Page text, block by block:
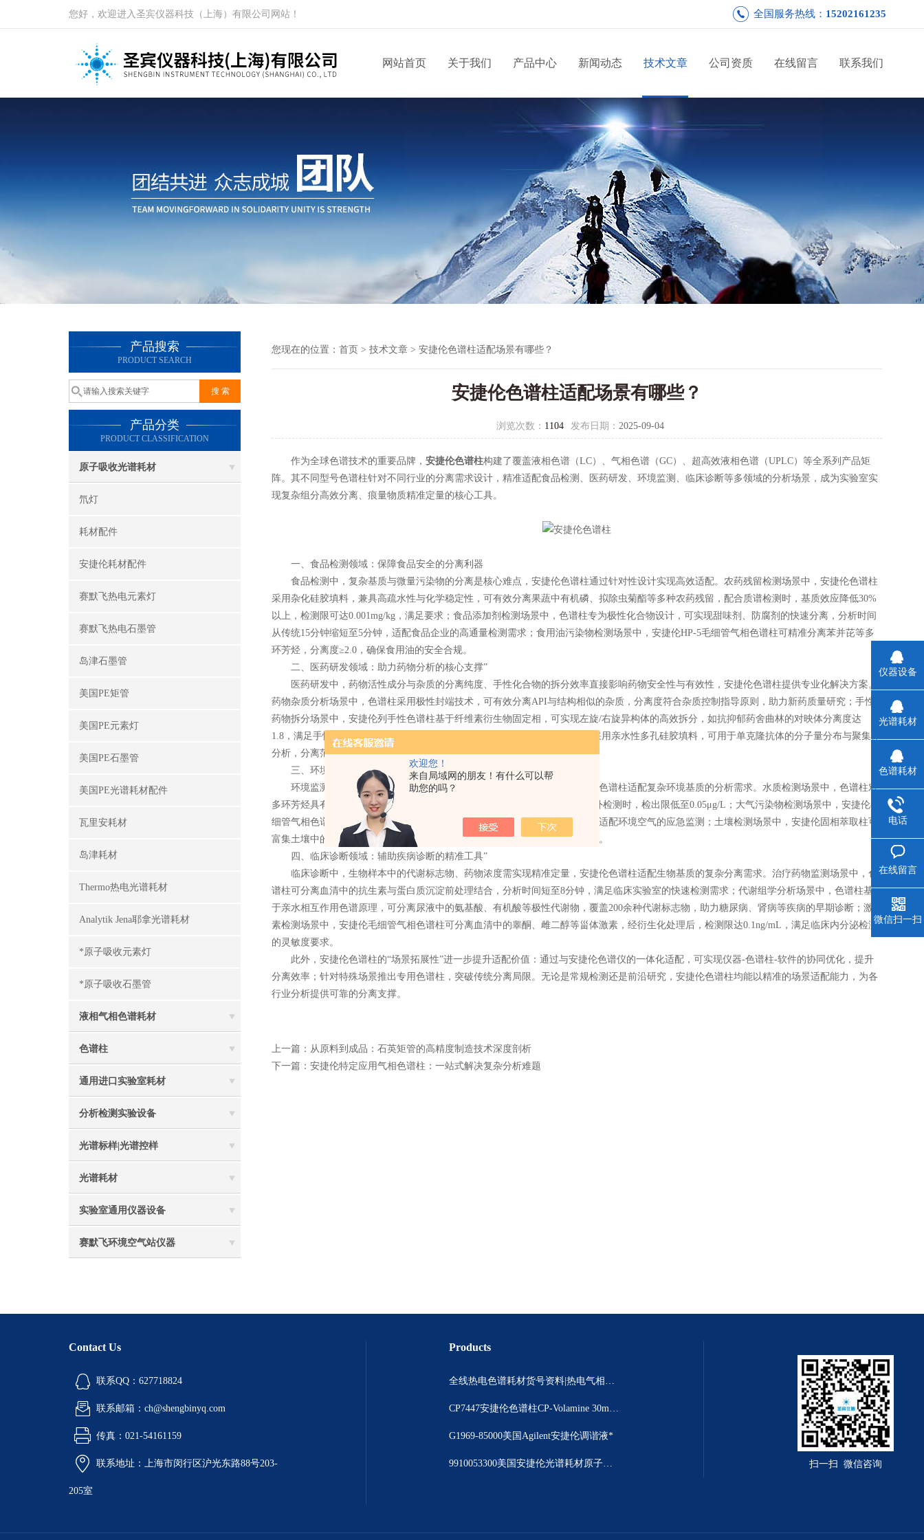
欢迎您！
来自局域网的朋友！有什么可以帮
助您的吗？
您好，欢迎进入圣宾仪器科技（上海）有限公司网站！ 全国服务热线： 15202161235
网站首页 关于我们 产品中心 新闻动态 技术文章 公司资质 在线留言 联系我们
产品搜索
PRODUCT SEARCH
产品分类
PRODUCT CLASSIFICATION
原子吸收光谱耗材
氘灯
耗材配件
安捷伦耗材配件
赛默飞热电元素灯
赛默飞热电石墨管
岛津石墨管
美国PE矩管
美国PE元素灯
美国PE石墨管
美国PE光谱耗材配件
瓦里安耗材
岛津耗材
Thermo热电光谱耗材
Analytik Jena耶拿光谱耗材
*原子吸收元素灯
*原子吸收石墨管
液相气相色谱耗材
色谱柱
通用进口实验室耗材
分析检测实验设备
光谱标样|光谱控样
光谱耗材
实验室通用仪器设备
赛默飞环境空气站仪器
您现在的位置： 首页 > 技术文章 > 安捷伦色谱柱适配场景有哪些？
安捷伦色谱柱适配场景有哪些？
浏览次数： 1104 发布日期： 2025-09-04
作为全球色谱技术的重要品牌， 安捷伦色谱柱构建了覆盖液相色谱（LC）、气相色谱（GC）、超高效液相色谱（UPLC）等全系列产品矩
阵。其不同型号色谱柱针对不同行业的分离需求设计，精准适配食品检测、医药研发、环境监测、临床诊断等多领域的分析场景，成为实验室实
现复杂组分高效分离、痕量物质精准定量的核心工具。​
一、食品检测领域：保障食品安全的分离利器
食品检测中，复杂基质与微量污染物的分离是核心难点，安捷伦色谱柱通过针对性设计实现高效适配。农药残留检测场景中，安捷伦色谱柱
采用杂化硅胶填料，兼具高疏水性与化学稳定性，可有效分离果蔬中有机磷、拟除虫菊酯等多种农药残留，配合质谱检测时，基质效应降低30%
以上，检测限可达0.001mg/kg，满足要求；食品添加剂检测场景中，色谱柱专为极性化合物设计，可实现甜味剂、防腐剂的快速分离，分析时间
从传统15分钟缩短至5分钟，适配食品企业的高通量检测需求；食用油污染物检测场景中，安捷伦HP-5毛细管气相色谱柱可精准分离苯并芘等多
环芳烃，分离度≥2.0，确保食用油的安全合规。​
二、医药研发领域：助力药物分析的核心支撑”
医药研发中，药物活性成分与杂质的分离纯度、手性化合物的拆分效率直接影响药物安全性与有效性，安捷伦色谱柱提供专业化解决方案。
药物杂质分析场景中，色谱柱采用极性封端技术，可有效分离API与结构相似的杂质，分离度符合杂质控制指导原则，助力新药质量研究；手性
药物拆分场景中，安捷伦列手性色谱柱基于纤维素衍生物固定相，可实现左旋/右旋异构体的高效拆分，如抗抑郁药舍曲林的对映体分离度达
1.8，满足手性药物研发的光学纯度检测需求；生物制剂分析场景中，色谱柱采用亲水性多孔硅胶填料，可用于单克隆抗体的分子量分布与聚集体
分析，分离范围5kDa-700kDa，适配生物药的纯度控制。​
三、环境监测领域：守护生态环境的检测助手​
环境监测中，水、空气、土壤中的痕量污染物需实现高灵敏分离，安捷伦色谱柱适配复杂环境基质的分析需求。水质检测场景中，色谱柱对
多环芳烃具有选择性，可分离苯并(a)芘、荧蒽等16种优先控制PAHs，配合紫外检测时，检出限低至0.05μg/L；大气污染物检测场景中，安捷伦毛
细管气相色谱柱可分离甲醛、乙醛等挥发性醛酮类污染物，峰形对称无拖尾，适配环境空气的应急监测；土壤检测场景中，安捷伦固相萃取柱可
富集土壤中的酞酸酯类增塑剂，去除土壤有机质干扰，确保检测结果准确可靠。​
四、临床诊断领域：辅助疾病诊断的精准工具”
临床诊断中，生物样本中的代谢标志物、药物浓度需实现精准定量，安捷伦色谱柱适配生物基质的复杂分离需求。治疗药物监测场景中，色
谱柱可分离血清中的抗生素与蛋白质沉淀前处理结合，分析时间短至8分钟，满足临床实验室的快速检测需求；代谢组学分析场景中，色谱柱基
于亲水相互作用色谱原理，可分离尿液中的氨基酸、有机酸等极性代谢物，覆盖200余种代谢标志物，助力糖尿病、肾病等疾病的早期诊断；激
素检测场景中，安捷伦毛细管气相色谱柱可分离血清中的睾酮、雌二醇等甾体激素，经衍生化处理后，检测限达0.1ng/mL，满足临床内分泌检测
的灵敏度要求。​
此外，安捷伦色谱柱的“场景拓展性”进一步提升适配价值：通过与安捷伦色谱仪的一体化适配，可实现仪器-色谱柱-软件的协同优化，提升
分离效率；针对特殊场景推出专用色谱柱，突破传统分离局限。无论是常规检测还是前沿研究，安捷伦色谱柱均能以精准的场景适配能力，为各
行业分析提供可靠的分离支撑。
上一篇： 从原料到成品：石英矩管的高精度制造技术深度剖析
下一篇： 安捷伦特定应用气相色谱柱：一站式解决复杂分析难题
Contact Us
联系QQ：627718824
联系邮箱：ch@shengbinyq.com
传真：021-54161159
联系地址：上海市闵行区沪光东路88号203-
205室
Products
全线热电色谱耗材货号资料|热电气相色谱耗材货号|热电气相色谱耗材货号总代理
CP7447安捷伦色谱柱CP-Volamine 30m x 0.32mm
G1969-85000美国Agilent安捷伦调谐液*
9910053300美国安捷伦光谱耗材原子吸收光谱仪撞击球现货 扫一扫 微信咨询
仪器设备
光谱耗材
色谱耗材
电话
在线留言
微信扫一扫